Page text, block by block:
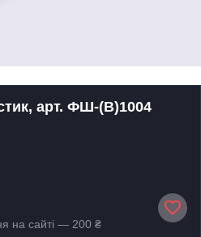
арт. ФШ-(B)1004
на сайті — 200 ₴